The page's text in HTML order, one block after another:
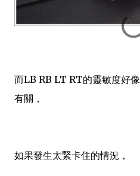
而LB RB LT RT的靈敏度好
有關，
如果發生太緊卡住的情況，